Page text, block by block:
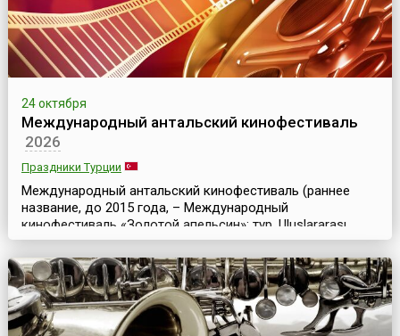
24 октября
Международный антальский кинофестиваль
2026
Праздники Турции
Международный антальский кинофестиваль (раннее
название, до 2015 года, – Международный
кинофестиваль «Золотой апельсин»; тур. Uluslararası
Antalya Film Festivali) – старейший и известный
кинофестиваль в Азии и наиболее значимое событие в
сфере турецкого кинематографа. Он организован
Фондом культуры и искусства Антальи (AKSAV) при
поддержке мэра города. Фестиваль, прозванный в
Турции Оскаром на...